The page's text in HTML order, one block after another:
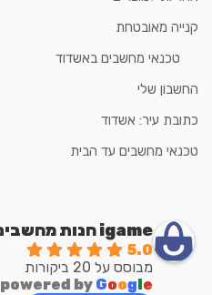
קנייה מאובטחת
טכנאי מחשבים באשדוד
החשבון שלי
כתובת עיר: אשדוד
טכנאי מחשבים עד הבית
igame חנות מחשבים קונסולות וגיימיניג
5.0
מבוסס על 20 ביקורות
powered by Goog e